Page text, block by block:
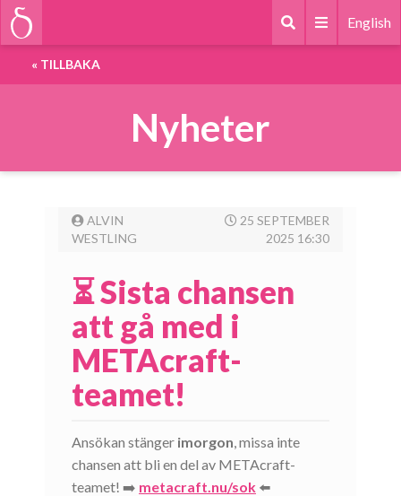
English
« TILLBAKA
Nyheter
ALVIN
WESTLING
25 SEPTEMBER
2025 16:30
⏳ Sista chansen
att gå med i
METAcraft-
teamet!
Ansökan stänger imorgon, missa inte
chansen att bli en del av METAcraft-
teamet! ➡️ metacraft.nu/sok ⬅️